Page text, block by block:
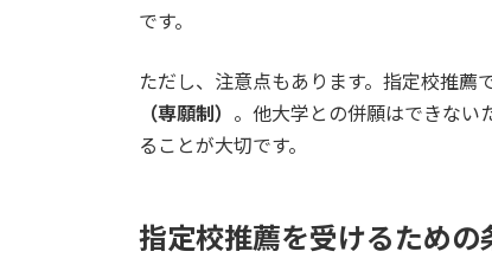
です。
ただし、注意点もあります。指定校推薦
（専願制） 。他大学との併願はできない
ることが大切です。
指定校推薦を受けるための